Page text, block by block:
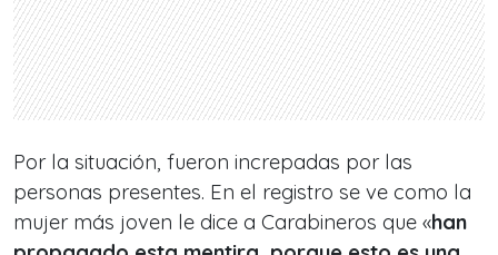
Por la situación, fueron increpadas por las
personas presentes. En el registro se ve como la
mujer más joven le dice a Carabineros que «han